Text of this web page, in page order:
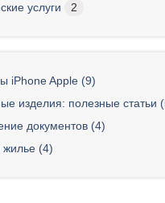
услуги
2
iPhone Apple (9)
изделия: полезные статьи
документов (4)
(4)